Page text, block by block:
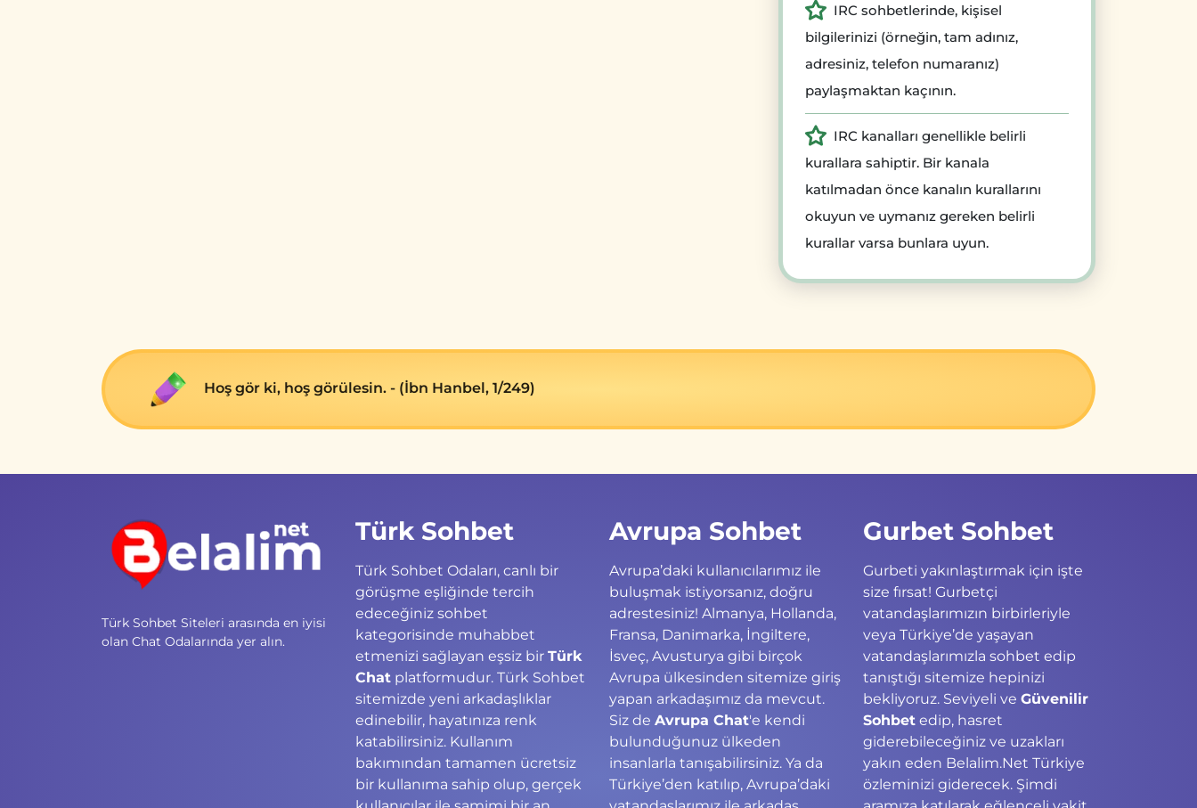
IRC sohbetlerinde, kişisel
bilgilerinizi (örneğin, tam adınız,
adresiniz, telefon numaranız)
paylaşmaktan kaçının.
IRC kanalları genellikle belirli
kurallara sahiptir. Bir kanala
katılmadan önce kanalın kurallarını
okuyun ve uymanız gereken belirli
kurallar varsa bunlara uyun.
Hoş gör ki, hoş görülesin. - (İbn Hanbel, 1/249)
Türk Sohbet Siteleri arasında en iyisi
olan Chat Odalarında yer alın.
Türk Sohbet
Türk Sohbet Odaları, canlı bir
görüşme eşliğinde tercih
edeceğiniz sohbet
kategorisinde muhabbet
etmenizi sağlayan eşsiz bir Türk
Chat platformudur. Türk Sohbet
sitemizde yeni arkadaşlıklar
edinebilir, hayatınıza renk
katabilirsiniz. Kullanım
bakımından tamamen ücretsiz
bir kullanıma sahip olup, gerçek
Avrupa Sohbet
Avrupa’daki kullanıcılarımız ile
buluşmak istiyorsanız, doğru
adrestesiniz! Almanya, Hollanda,
Fransa, Danimarka, İngiltere,
İsveç, Avusturya gibi birçok
Avrupa ülkesinden sitemize giriş
yapan arkadaşımız da mevcut.
Siz de Avrupa Chat'e kendi
bulunduğunuz ülkeden
insanlarla tanışabilirsiniz. Ya da
Türkiye’den katılıp, Avrupa’daki
Gurbet Sohbet
Gurbeti yakınlaştırmak için işte
size fırsat! Gurbetçi
vatandaşlarımızın birbirleriyle
veya Türkiye’de yaşayan
vatandaşlarımızla sohbet edip
tanıştığı sitemize hepinizi
bekliyoruz. Seviyeli ve Güvenilir
Sohbet edip, hasret
giderebileceğiniz ve uzakları
yakın eden Belalim.Net Türkiye
özleminizi giderecek. Şimdi